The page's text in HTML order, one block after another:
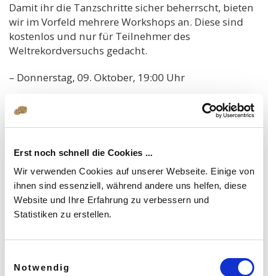
Erst noch schnell die Cookies ...
Wir verwenden Cookies auf unserer Webseite. Einige von
ihnen sind essenziell, während andere uns helfen, diese
Website und Ihre Erfahrung zu verbessern und
Statistiken zu erstellen.
Notwendig
Damit ihr die Tanzschritte sicher beherrscht, bieten
wir im Vorfeld mehrere Workshops an. Diese sind
kostenlos und nur für Teilnehmer des
Weltrekordversuchs gedacht.
– Donnerstag, 09. Oktober, 19:00 Uhr
– Freitag, 10. Oktober, 19:00 Uhr
– Samstag, 11. Oktober, 19:00 Uhr
– Donnerstag, 30. Oktober, 19:00 Uhr
– Freitag, 31. Oktober, 19:00 Uhr
Am Veranstaltungstag – 8.11. – sind unsere Türen
eine Übungseinheit für den Weltrekordversuch an.
Wir freuen uns sehr, gemeinsam mit euch an